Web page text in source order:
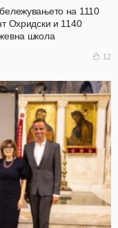
на 1110
Охридски и 1140
школа
12